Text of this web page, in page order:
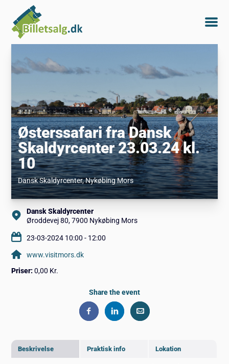
Østerssafari fra Dansk
Skaldyrcenter 23.03.24 kl.
10
Dansk Skaldyrcenter, Nykøbing Mors
Beskrivelse Praktisk info Lokation
Dansk Skaldyrcenter
Øroddevej 80, 7900 Nykøbing Mors
23-03-2024 10:00 - 12:00
www.visitmors.dk
Priser: 0,00 Kr.
Share the event